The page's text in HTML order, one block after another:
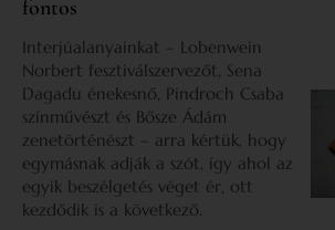
fontos
Interjúalanyainkat – Lobenwein
Norbert fesztiválszervezőt, Sena
Dagadu énekesnő, Pindroch Csaba
színművészt és Bősze Ádám
zenetörténészt – arra kértük, hogy
egymásnak adják a szót, így ahol az
egyik beszélgetés véget ér, ott
kezdődik is a következő.